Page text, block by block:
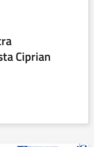
Ciprian